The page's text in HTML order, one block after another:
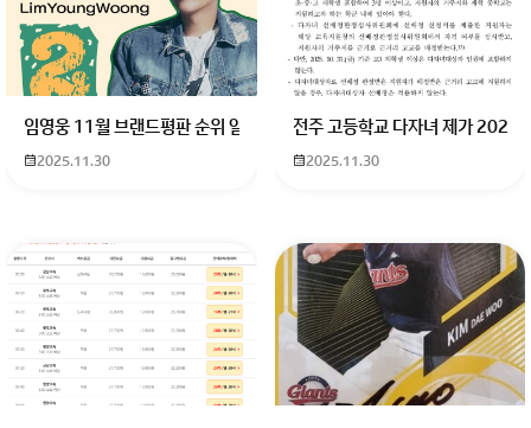
임영웅 11월 브랜드평판 순위 알고싶어요 임영웅 11월 브랜드평판에서
2025.11.30
전주 고등학교 다자녀 제가 2027
2025.11.30